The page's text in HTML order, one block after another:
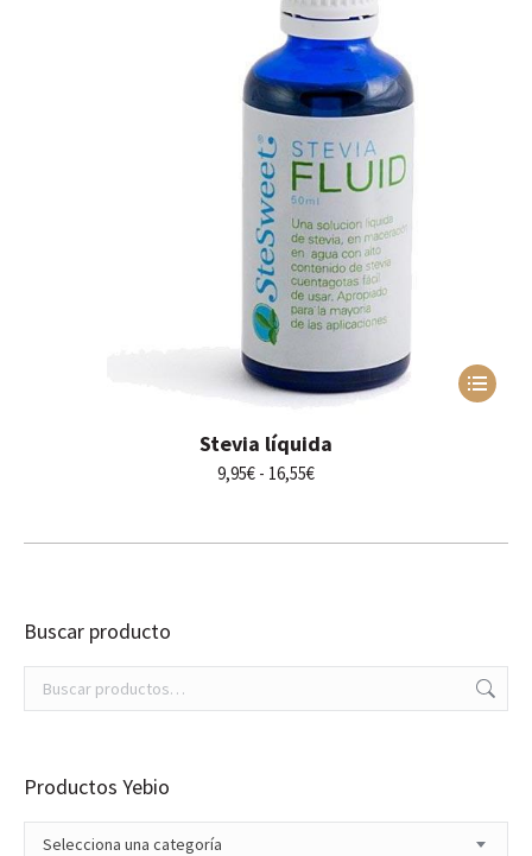
Este
producto
se
producto
Stevia líquida
9,95€ - 16,55€Rango
desde
Buscar producto
Productos Yebio
Selecciona una categoría